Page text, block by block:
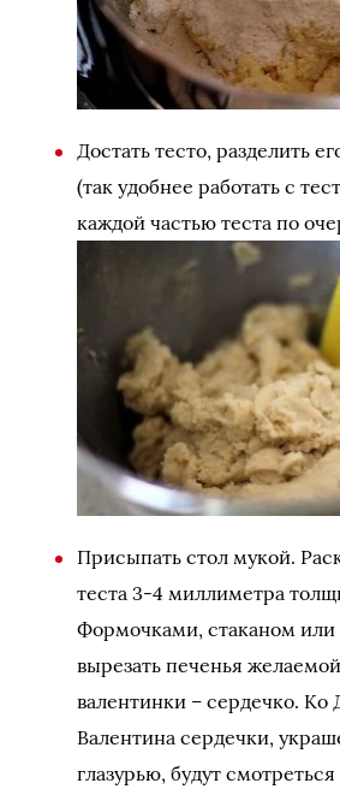
Достать тесто, разделить
(так удобнее работать с
каждой частью теста по
Присыпать стол мукой.
теста 3-4 миллиметра
Формочками, стаканом
вырезать печенья
валентинки – сердечко. Ко
Валентина сердечки,
глазурью, будут